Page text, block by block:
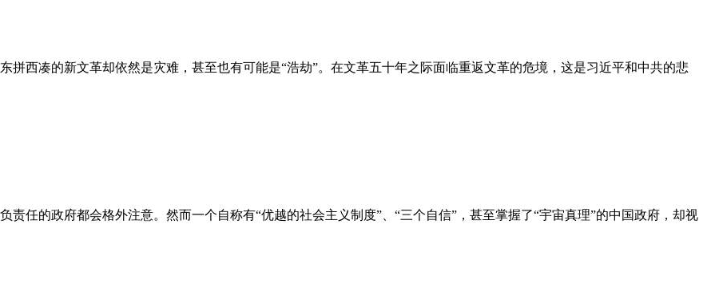
拼西凑的新文革却依然是灾难，甚至也有可能是“浩劫”。在文革五十年之际面临重返文革的危境，这是习近平和中共的悲
责任的政府都会格外注意。然而一个自称有“优越的社会主义制度”、“三个自信”，甚至掌握了“宇宙真理”的中国政府，却视